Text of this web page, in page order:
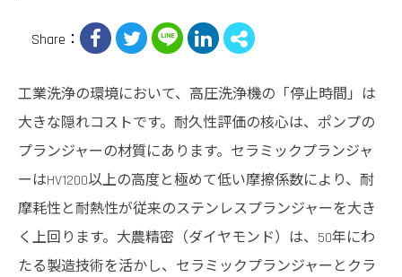
Share：
工業洗浄の環境において、高圧洗浄機の「停止時間」は
大きな隠れコストです。耐久性評価の核心は、ポンプの
プランジャーの材質にあります。セラミックプランジャ
ーはHV1200以上の高度と極めて低い摩擦係数により、耐
摩耗性と耐熱性が従来のステンレスプランジャーを大き
く上回ります。大農精密（ダイヤモンド）は、50年にわ
たる製造技術を活かし、セラミックプランジャーとクラ